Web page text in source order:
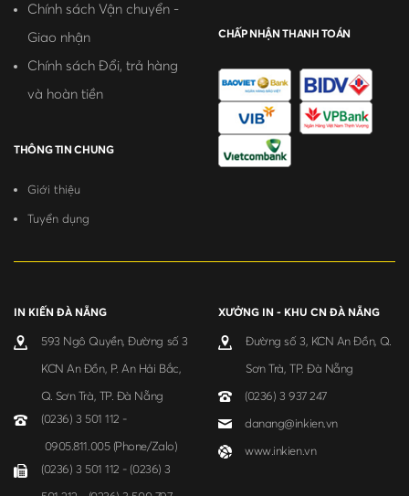
Chính sách Vận chuyển -
Giao nhận
Chính sách Đổi, trả hàng
và hoàn tiền
THÔNG TIN CHUNG
Giới thiệu
Tuyển dụng
CHẤP NHẬN THANH TOÁN
IN KIẾN ĐÀ NẴNG
593 Ngô Quyền, Đường số 3
KCN An Đồn, P. An Hải Bắc,
Q. Sơn Trà, TP. Đà Nẵng
(0236) 3 501 112 -
0905.811.005 (Phone/Zalo)
(0236) 3 501 112 - (0236) 3
XƯỞNG IN - KHU CN ĐÀ NẴNG
Đường số 3, KCN An Đồn, Q.
Sơn Trà, TP. Đà Nẵng
(0236) 3 937 247
danang@inkien.vn
www.inkien.vn